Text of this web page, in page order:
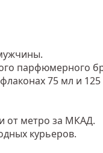
парфюмерного
75 мл и
от метро за МКАД.
курьеров.